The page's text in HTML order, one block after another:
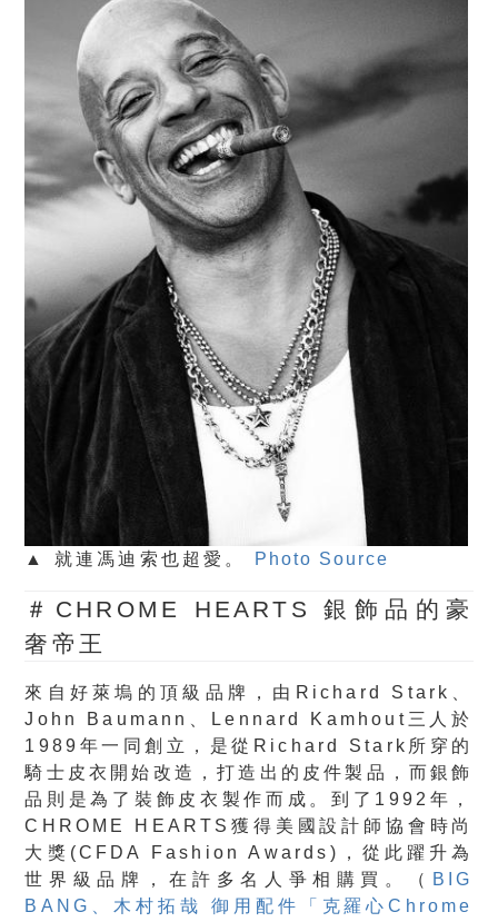
▲ 就連馮迪索也超愛。 Photo Source
＃CHROME HEARTS 銀飾品的豪
奢帝王
來自好萊塢的頂級品牌，由Richard Stark、
John Baumann、Lennard Kamhout三人於
1989年一同創立，是從Richard Stark所穿的
騎士皮衣開始改造，打造出的皮件製品，而銀飾
品則是為了裝飾皮衣製作而成。到了1992年，
CHROME HEARTS獲得美國設計師協會時尚
大獎(CFDA Fashion Awards)，從此躍升為
世界級品牌，在許多名人爭相購買。（ BIG
BANG、木村拓哉 御用配件「克羅心Chrome